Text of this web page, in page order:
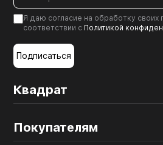
Квадрат
Покупателям
Я даю согласие на обработку своих
соответствии с Политикой
Подписаться